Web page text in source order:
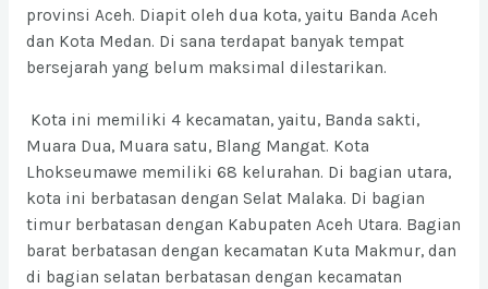
provinsi Aceh. Diapit oleh dua kota, yaitu Banda Aceh
dan Kota Medan. Di sana terdapat banyak tempat
bersejarah yang belum maksimal dilestarikan.
Kota ini memiliki 4 kecamatan, yaitu, Banda sakti,
Muara Dua, Muara satu, Blang Mangat. Kota
Lhokseumawe memiliki 68 kelurahan. Di bagian utara,
kota ini berbatasan dengan Selat Malaka. Di bagian
timur berbatasan dengan Kabupaten Aceh Utara. Bagian
barat berbatasan dengan kecamatan Kuta Makmur, dan
di bagian selatan berbatasan dengan kecamatan